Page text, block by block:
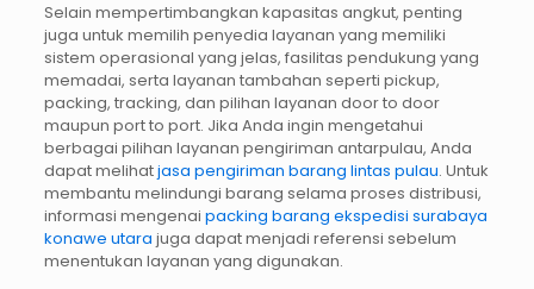
Selain mempertimbangkan kapasitas angkut, penting
juga untuk memilih penyedia layanan yang memiliki
sistem operasional yang jelas, fasilitas pendukung yang
memadai, serta layanan tambahan seperti pickup,
packing, tracking, dan pilihan layanan door to door
maupun port to port. Jika Anda ingin mengetahui
berbagai pilihan layanan pengiriman antarpulau, Anda
dapat melihatjasa pengiriman barang lintas pulau. Untuk
membantu melindungi barang selama proses distribusi,
informasi mengenai packing barang ekspedisi surabaya
konawe utara juga dapat menjadi referensi sebelum
menentukan layanan yang digunakan.